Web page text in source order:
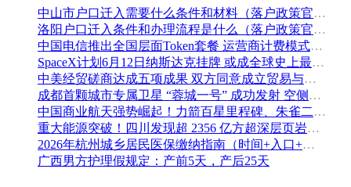
中山市户口迁入需要什么条件和材料（落户政策官方解读）
洛阳户口迁入条件和办理流程是什么（落户政策官方问答汇总）
中国电信推出全国层面Token套餐 运营商计费模式从”流量”迈向”算力”
SpaceX计划6月12日纳斯达克挂牌 或成全球史上最大规模IPO
中美经贸磋商达成五项成果 双方同意成立贸易与投资双理事会
成都首颗城市专属卫星 “蓉城一号” 成功发射 空侧直转模式同步落地 双重大突破助力国际门户枢纽建设
中国商业航天强势崛起！力箭百星里程碑、朱雀二号改进型发射成功
重大能源突破！四川发现超 2356 亿方超深层页岩气田，保障国家能源安全
2026年杭州城乡居民医保缴纳指南（时间+入口+金额）
广西男方护理假规定：产前5天，产后25天